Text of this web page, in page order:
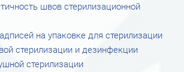
швов стерилизационной
на упаковке для стерилизации
стерилизации и дезинфекции
стерилизации